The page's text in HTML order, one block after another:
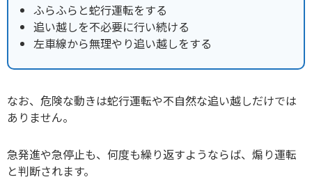
ふらふらと蛇行運転をする
追い越しを不必要に行い続ける
左車線から無理やり追い越しをする
なお、危険な動きは蛇行運転や不自然な追い越しだけでは
ありません。
急発進や急停止も、何度も繰り返すようならば、煽り運転
と判断されます。